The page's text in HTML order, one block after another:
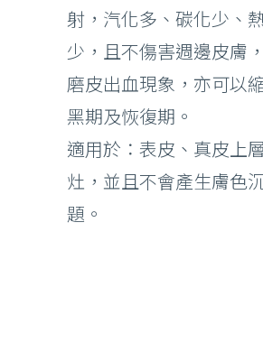
射，汽化多、碳化少、
少，且不傷害週邊皮膚
磨皮出血現象，亦可以
黑期及恢復期。
適用於：表皮、真皮上
灶，並且不會產生膚色
題。